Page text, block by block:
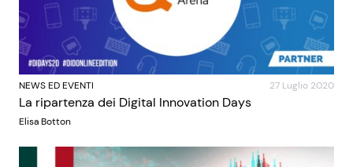
NEWS ED EVENTI 27 Luglio 2020
La ripartenza dei Digital Innovation Days
Elisa Botton